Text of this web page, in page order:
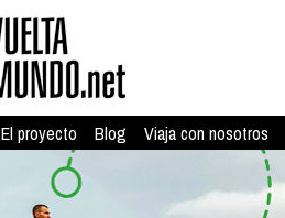
El proyecto Blog Viaja con nosotros